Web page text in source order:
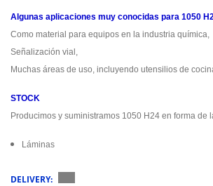
Algunas aplicaciones muy conocidas para 1050
Como material para equipos en la industria química,
Señalización vial,
Muchas áreas de uso, incluyendo utensilios de
STOCK
Producimos y suministramos 1050 H24 en forma de
Láminas
DELIVERY: